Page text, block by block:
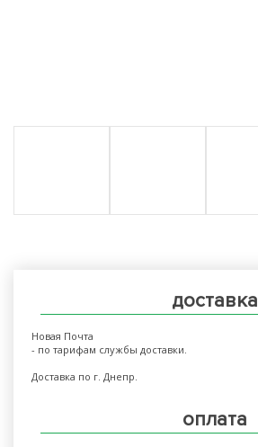
доставка
Новая Почта
- по тарифам службы доставки.
Доставка по г. Днепр.
оплата